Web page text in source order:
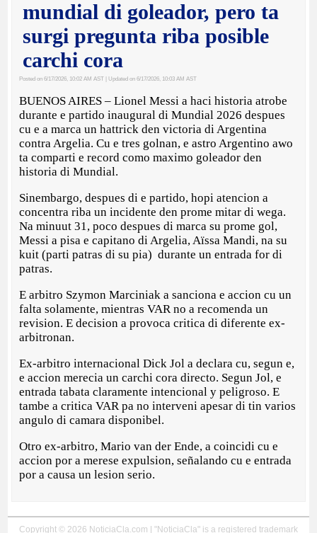
mundial di goleador, pero ta
surgi pregunta riba posible
carchi cora
Posted on 6/17/2026, 10:02 AM AST | Updated on 6/17/2026, 10:03 AM AST
BUENOS AIRES – Lionel Messi a haci historia atrobe
durante e partido inaugural di Mundial 2026 despues
cu e a marca un hattrick den victoria di Argentina
contra Argelia. Cu e tres golnan, e astro Argentino awo
ta comparti e record como maximo goleador den
historia di Mundial.
Sinembargo, despues di e partido, hopi atencion a
concentra riba un incidente den prome mitar di wega.
Na minuut 31, poco despues di marca su prome gol,
Messi a pisa e capitano di Argelia, Aïssa Mandi, na su
kuit (parti patras di su pia) durante un entrada for di
patras.
E arbitro Szymon Marciniak a sanciona e accion cu un
falta solamente, mientras VAR no a recomenda un
revision. E decision a provoca critica di diferente ex-
arbitronan.
Ex-arbitro internacional Dick Jol a declara cu, segun e,
e accion merecia un carchi cora directo. Segun Jol, e
entrada tabata claramente intencional y peligroso. E
tambe a critica VAR pa no interveni apesar di tin varios
angulo di camara disponibel.
Otro ex-arbitro, Mario van der Ende, a coincidi cu e
accion por a merese expulsion, señalando cu e entrada
por a causa un lesion serio.
Copyright © 2026 NoticiaCla.com | "NoticiaCla" is a registered trademark